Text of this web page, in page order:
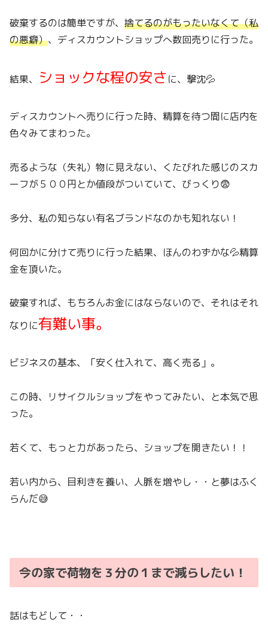
破棄するのは簡単ですが、 捨てるのがもったいなくて（私
の悪癖）、ディスカウントショップへ数回売りに行った。
結果、 ショックな程の安さ に、撃沈💦
ディスカウントへ売りに行った時、精算を待つ間に店内を
色々みてまわった。
売るような（失礼）物に見えない、くたびれた感じのスカ
ーフが５００円とか値段がついていて、びっくり😨
多分、私の知らない有名ブランドなのかも知れない！
何回かに分けて売りに行った結果、ほんのわずかな💦精算
金を頂いた。
破棄すれば、もちろんお金にはならないので、それはそれ
なりに有難い事。
ビジネスの基本、「安く仕入れて、高く売る」。
この時、リサイクルショップをやってみたい、と本気で思
った。
若くて、もっと力があったら、ショップを開きたい！！
若い内から、目利きを養い、人脈を増やし・・と夢はふく
らんだ😅
今の家で荷物を３分の１まで減らしたい！
話はもどして・・